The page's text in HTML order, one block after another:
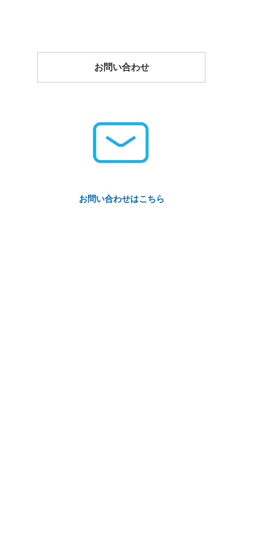
お問い合わせ
お問い合わせはこちら